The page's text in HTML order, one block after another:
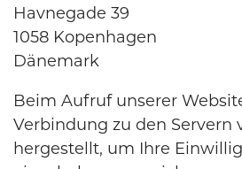
Havnegade 39
1058 Kopenhagen
Dänemark
Beim Aufruf unserer
Verbindung zu den Servern
hergestellt, um Ihre